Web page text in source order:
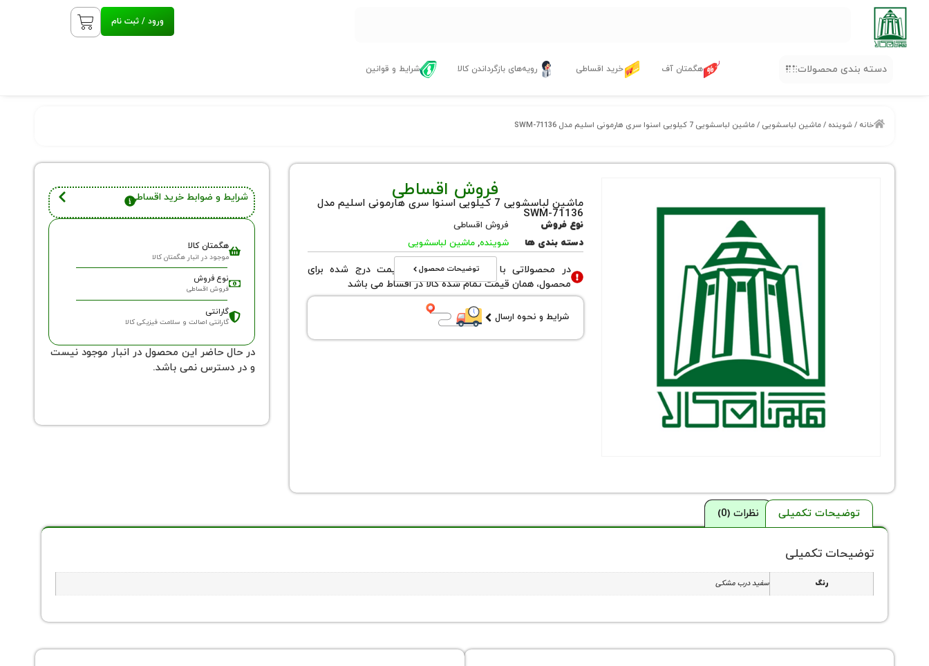
ورود / ثبت نام
دسته بندی محصولات هگمتان آف خرید اقساطی رویه‌های بازگرداندن کالا شرایط و قوانین
خانه /شوینده /ماشین لباسشویی / ماشین لباسشویی 7 کیلویی اسنوا سری هارمونی اسلیم مدل SWM-71136
فروش اقساطی
ماشین لباسشویی 7 کیلویی اسنوا سری هارمونی اسلیم مدل
SWM-71136
نوع فروش
فروش اقساطی
دسته بندی ها
شوینده,ماشین لباسشویی
توضیحات محصول
در محصولاتی با نوع فروش اقساطی قیمت درج شده برای
محصول، همان قیمت تمام شده کالا در اقساط می باشد
شرایط و نحوه ارسال
شرایط و ضوابط خرید اقساطی
هگمتان کالا
موجود در انبار هگمتان کالا
نوع فروش
فروش اقساطی
گارانتی
گارانتی اصالت و سلامت فیزیکی کالا
در حال حاضر این محصول در انبار موجود نیست
و در دسترس نمی باشد.
توضیحات تکمیلی نظرات (0)
توضیحات تکمیلی
رنگ سفید درب مشکی